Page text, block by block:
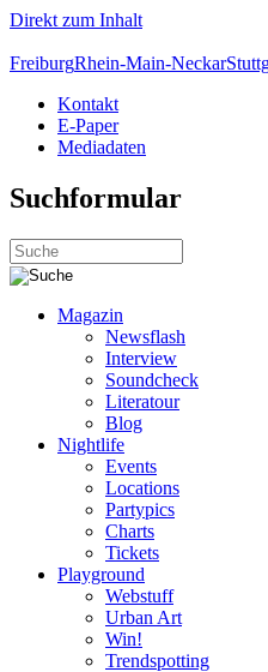
Direkt zum Inhalt
FreiburgRhein-Main-Neckar
Kontakt
E-Paper
Mediadaten
Suchformular
Magazin
Newsflash
Interview
Soundcheck
Literatour
Blog
Nightlife
Events
Locations
Partypics
Charts
Tickets
Playground
Webstuff
Urban Art
Win!
Trendspotting